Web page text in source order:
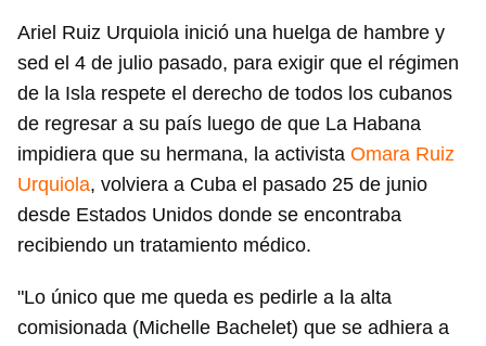
Ariel Ruiz Urquiola inició una huelga de hambre y
sed el 4 de julio pasado, para exigir que el régimen
de la Isla respete el derecho de todos los cubanos
de regresar a su país luego de que La Habana
impidiera que su hermana, la activista Omara Ruiz
Urquiola, volviera a Cuba el pasado 25 de junio
desde Estados Unidos donde se encontraba
recibiendo un tratamiento médico.
"Lo único que me queda es pedirle a la alta
comisionada (Michelle Bachelet) que se adhiera a